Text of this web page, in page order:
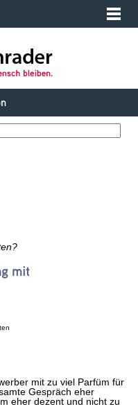
mit
mit zu viel Parfüm für
Gespräch eher
eher dezent und nicht zu